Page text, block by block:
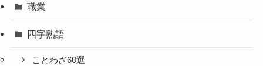
職業
四字熟語
ことわざ60選